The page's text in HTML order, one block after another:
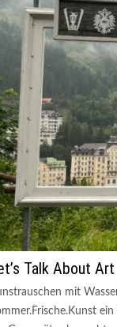
Talk About Art
mit